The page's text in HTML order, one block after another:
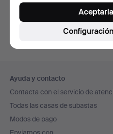
También puedes buscar en
subastas concluidas.
en
el
pie
de
Ayuda y contacto
Contacta con el servicio de
Todas las casas de subastas
Modos de pago